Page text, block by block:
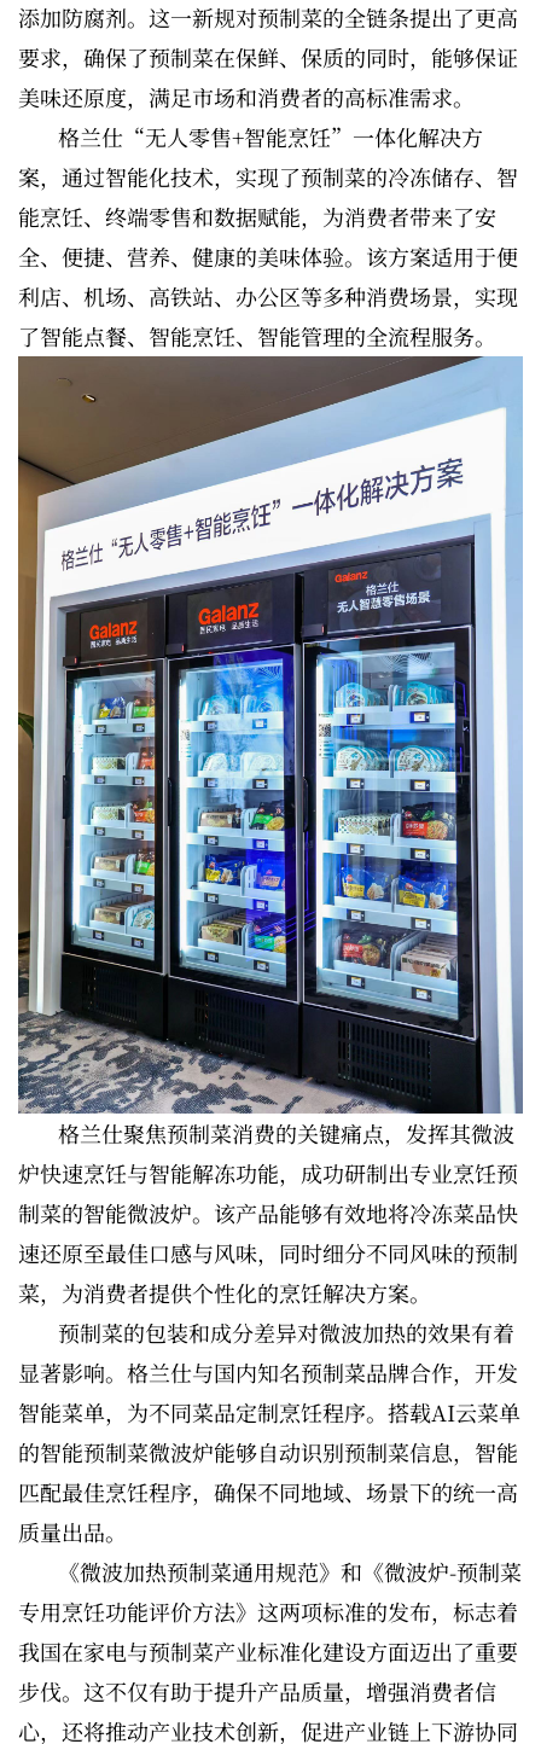
添加防腐剂。这一新规对预制菜的全链条提出了更高
要求，确保了预制菜在保鲜、保质的同时，能够保证
美味还原度，满足市场和消费者的高标准需求。
格兰仕“无人零售+智能烹饪”一体化解决方
案，通过智能化技术，实现了预制菜的冷冻储存、智
能烹饪、终端零售和数据赋能，为消费者带来了安
全、便捷、营养、健康的美味体验。该方案适用于便
利店、机场、高铁站、办公区等多种消费场景，实现
了智能点餐、智能烹饪、智能管理的全流程服务。
格兰仕聚焦预制菜消费的关键痛点，发挥其微波
炉快速烹饪与智能解冻功能，成功研制出专业烹饪预
制菜的智能微波炉。该产品能够有效地将冷冻菜品快
速还原至最佳口感与风味，同时细分不同风味的预制
菜，为消费者提供个性化的烹饪解决方案。
预制菜的包装和成分差异对微波加热的效果有着
显著影响。格兰仕与国内知名预制菜品牌合作，开发
智能菜单，为不同菜品定制烹饪程序。搭载AI云菜单
的智能预制菜微波炉能够自动识别预制菜信息，智能
匹配最佳烹饪程序，确保不同地域、场景下的统一高
质量出品。
《微波加热预制菜通用规范》和《微波炉-预制菜
专用烹饪功能评价方法》这两项标准的发布，标志着
我国在家电与预制菜产业标准化建设方面迈出了重要
步伐。这不仅有助于提升产品质量，增强消费者信
心，还将推动产业技术创新，促进产业链上下游协同